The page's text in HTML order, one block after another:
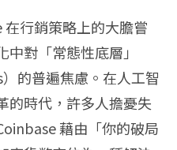
行銷策略上的大膽嘗
對「常態性底層」
的普遍焦慮。在人工智
的時代，許多人擔憂失
藉由「你的破局